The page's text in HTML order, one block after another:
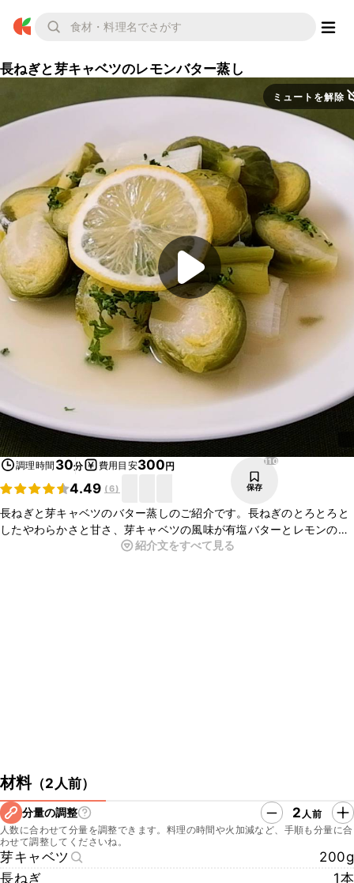
長ねぎと芽キャベツのレモンバター蒸し
ミュートを解除
調理時間 30分 費用目安300円
4.49 (6)
110
保存
長ねぎと芽キャベツのバター蒸しのご紹介です。長ねぎのとろとろと
したやわらかさと甘さ、芽キャベツの風味が有塩バターとレモンの香
りによく合い、ついついお箸が止まらなくなりますよ。ワインにも合
紹介文をすべて見る
材料（2人前）
分量の調整 2 人前
人数に合わせて分量を調整できます。料理の時間や火加減など、手順も分量に合
わせて調整してくださいね。
芽キャベツ
200g
長ねぎ
1本